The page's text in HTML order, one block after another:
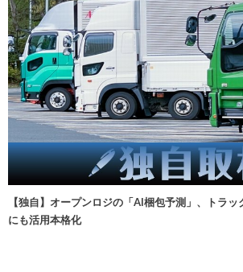
【独自】オープンロジの「AI梱包予測」、トラ
にも活用本格化